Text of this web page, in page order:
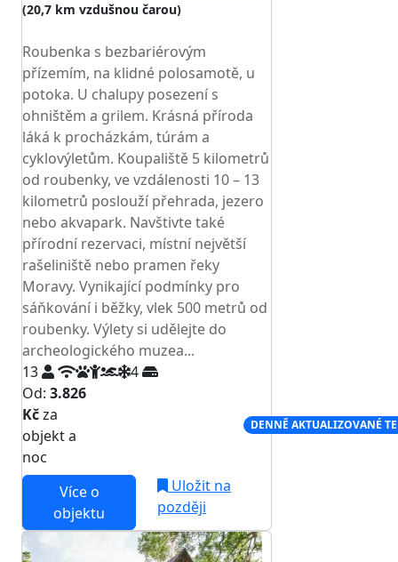
(20,7 km vzdušnou čarou)
Roubenka s bezbariérovým
přízemím, na klidné polosamotě, u
potoka. U chalupy posezení s
ohništěm a grilem. Krásná příroda
láká k procházkám, túrám a
cyklovýletům. Koupaliště 5 kilometrů
od roubenky, ve vzdálenosti 10 – 13
kilometrů poslouží přehrada, jezero
nebo akvapark. Navštivte také
přírodní rezervaci, místní největší
rašeliniště nebo pramen řeky
Moravy. Vynikající podmínky pro
sáňkování i běžky, vlek 500 metrů od
roubenky. Výlety si udělejte do
archeologického muzea...
13
4
Od: 3.826
Kčza
objekt a
noc
DENNĚ AKTUALIZOVANÉ
Více o
objektu
Uložit na
později